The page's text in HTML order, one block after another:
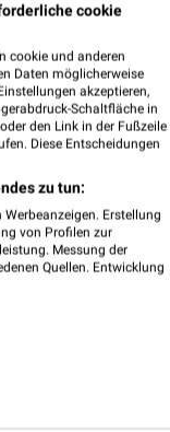
10Mo 11Di 12
cookie
cookie und anderen
Daten möglicherweise
akzeptieren,
Schaltfläche in
den Link in der Fußzeile
Diese Entscheidungen
zu tun:
Erstellung
von Profilen zur
Messung der
Quellen. Entwicklung